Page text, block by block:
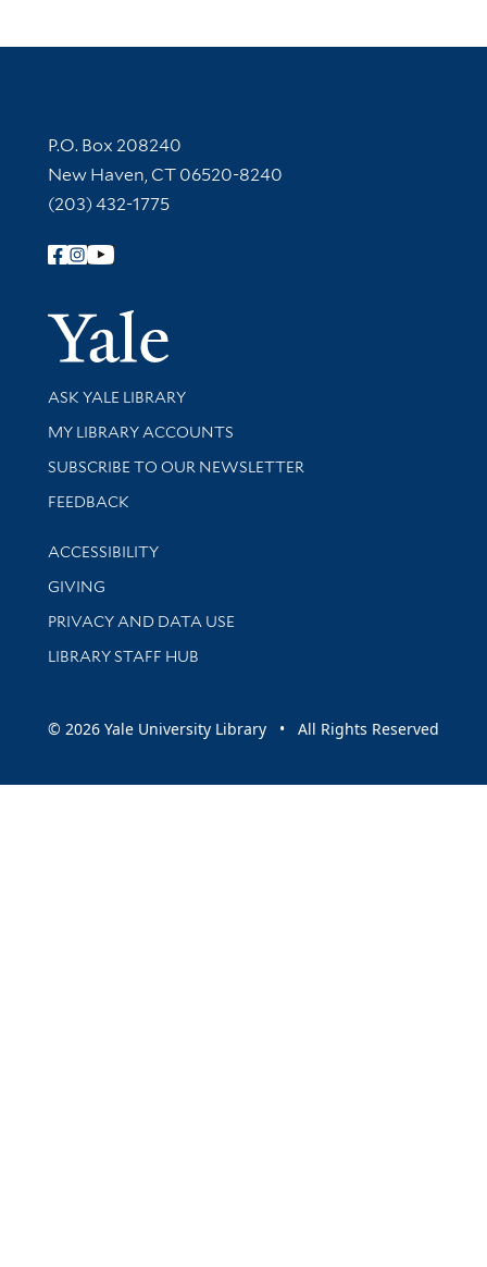
Contact Information
P.O. Box 208240
New Haven, CT 06520-8240
(203) 432-1775
Follow Yale Library
Yale
Library Services
ASK YALE LIBRARY
Get research help and support
MY LIBRARY ACCOUNTS
SUBSCRIBE TO OUR NEWSLETTER
Stay updated with library news and events
FEEDBACK
Library Information
ACCESSIBILITY
GIVING
PRIVACY AND DATA USE
LIBRARY STAFF HUB
© 2026 Yale University Library • All Rights Reserved